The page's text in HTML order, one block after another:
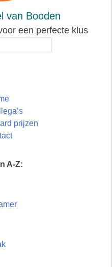
van Booden
een perfecte klus
prijzen
A-Z: